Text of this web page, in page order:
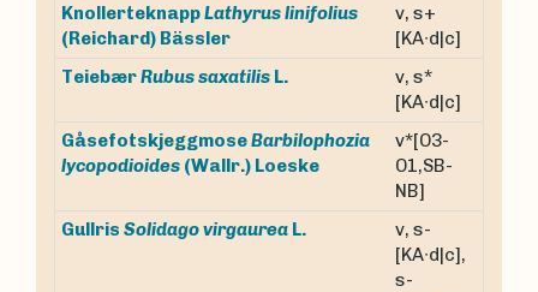
KnollerteknappLathyrus linifolius
(Reichard) Bässler
v, s+
[KA∙d|c]
TeiebærRubus saxatilis L.
v, s*
[KA∙d|c]
GåsefotskjeggmoseBarbilophozia
lycopodioides (Wallr.) Loeske
v*[O3-
O1,SB-
NB]
Gullris Solidago virgaurea L.
v, s-
[KA∙d|c],
s-